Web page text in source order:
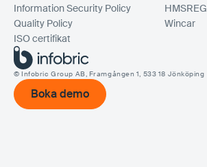
Information Security Policy
Quality Policy
ISO certifikat
HMSREG
Wincar
© Infobric Group AB, Framgången 1, 533 18 Jönköping
Boka demo
Boka demo